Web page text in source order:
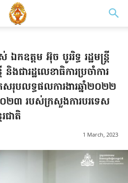
កឧត្តម អ៊ុច បូររិទ្ធ រដ្ឋមន្ត្រី
ងជារដ្ឋលេខាធិការប្រចាំការ
រុបលទ្ធផលការងារឆ្នាំ២០២២
០២៣ របស់ក្រសួងការបរទេស
ជាតិ
1 March, 2023